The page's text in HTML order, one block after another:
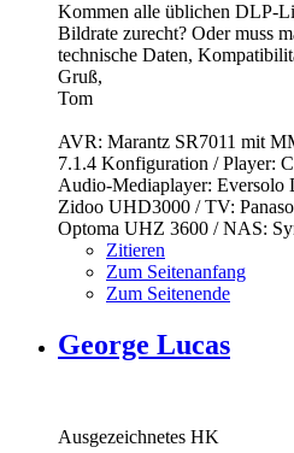
Kommen alle üblichen DLP-
Bildrate zurecht? Oder muss
technische Daten,
Gruß,
Tom
AVR: Marantz SR7011 mit
7.1.4 Konfiguration / Player:
Audio-Mediaplayer:
Zidoo UHD3000 / TV:
Optoma UHZ 3600 / NAS:
Zitieren
Zum Seitenanfang
Zum Seitenende
George Lucas
Ausgezeichnetes HK